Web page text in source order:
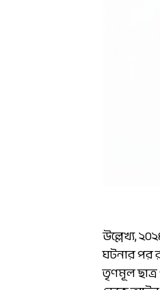
উল্লেখ্য,
ঘটনার পর
তৃণমূল